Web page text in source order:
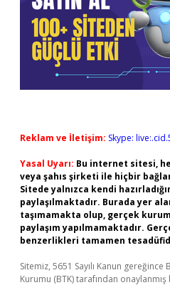
Reklam ve İletişim: Skype:
Yasal Uyarı: Bu internet sitesi,
veya şahıs şirketi ile hiçbir
Sitede yalnızca kendi
paylaşılmaktadır. Burada yer
taşımamakta olup, gerçek
paylaşım yapılmamaktadır.
benzerlikleri tamamen
Sitemiz, 5651 Sayılı Kanun
Kurumu (BTK) tarafından